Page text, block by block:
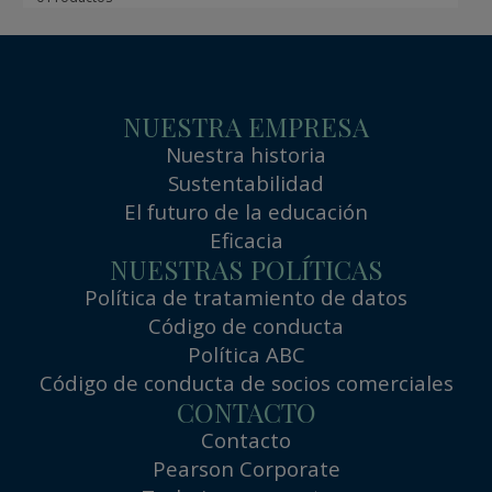
NUESTRA EMPRESA
Nuestra historia
Sustentabilidad
El futuro de la educación
Eficacia
NUESTRAS POLÍTICAS
Política de tratamiento de datos
Código de conducta
Política ABC
Código de conducta de socios comerciales
CONTACTO
Contacto
Pearson Corporate